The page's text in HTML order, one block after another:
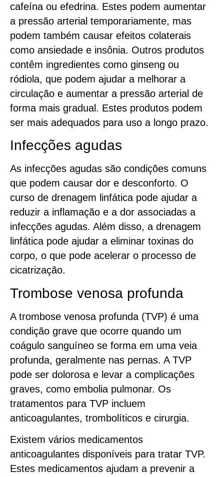
cafeína ou efedrina. Estes podem aumentar
a pressão arterial temporariamente, mas
podem também causar efeitos colaterais
como ansiedade e insônia. Outros produtos
contêm ingredientes como ginseng ou
ródiola, que podem ajudar a melhorar a
circulação e aumentar a pressão arterial de
forma mais gradual. Estes produtos podem
ser mais adequados para uso a longo prazo.
Infecções agudas
As infecções agudas são condições comuns
que podem causar dor e desconforto. O
curso de drenagem linfática pode ajudar a
reduzir a inflamação e a dor associadas a
infecções agudas. Além disso, a drenagem
linfática pode ajudar a eliminar toxinas do
corpo, o que pode acelerar o processo de
cicatrização.
Trombose venosa profunda
A trombose venosa profunda (TVP) é uma
condição grave que ocorre quando um
coágulo sanguíneo se forma em uma veia
profunda, geralmente nas pernas. A TVP
pode ser dolorosa e levar a complicações
graves, como embolia pulmonar. Os
tratamentos para TVP incluem
anticoagulantes, trombolíticos e cirurgia.
Existem vários medicamentos
anticoagulantes disponíveis para tratar TVP.
Estes medicamentos ajudam a prevenir a